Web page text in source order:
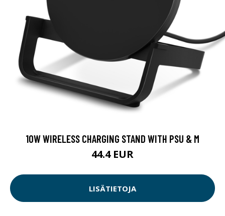
10W WIRELESS CHARGING STAND WITH PSU & M
44.4 EUR
LISÄTIETOJA